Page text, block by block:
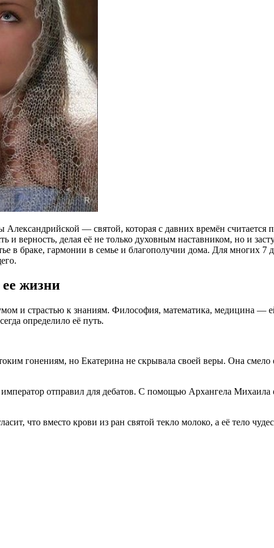
— святой, которая с давних времён считается
и верность, делая её не только духовным наставником, но и
в браке, гармонии в семье и благополучии дома. Для многих 7
жизни
и страстью к знаниям. Философия, математика, медицина
определило её путь.
гонениям, но Екатерина не скрывала своей веры. Она смело
отправил для дебатов. С помощью Архангела Михаила
что вместо крови из ран святой текло молоко, а её тело